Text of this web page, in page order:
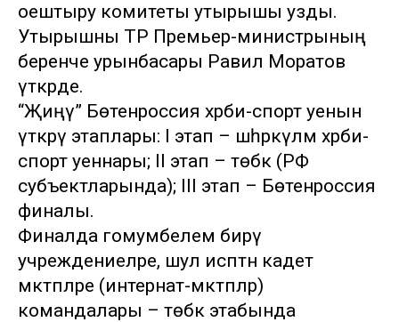
оештыру комитеты утырышы узды.
Утырышны ТР Премьер-министрының
беренче урынбасары Равил Моратов
үткәрде.
“Җиңү” Бөтенроссия хәрби-спорт уенын
үткәрү этаплары: I этап – шәһәркүләм хәрби-
спорт уеннары; II этап – төбәк (РФ
субъектларында); III этап – Бөтенроссия
финалы.
Финалда гомумбелем бирү
учреждениеләре, шул исәптән кадет
мәктәпләре (интернат-мәктәпләр)
командалары – төбәк этабында